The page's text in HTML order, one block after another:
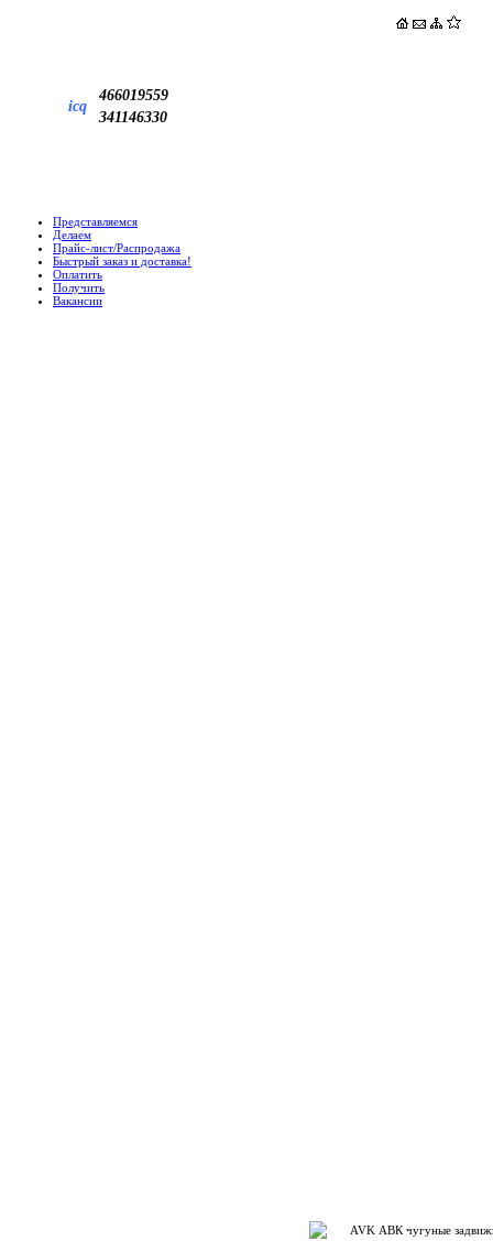
icq
466019559
341146330
Представляемся
Делаем
Прайс-лист/Распродажа
Быстрый заказ и доставка!
Оплатить
Получить
Вакансии
AVK АВК чугуные